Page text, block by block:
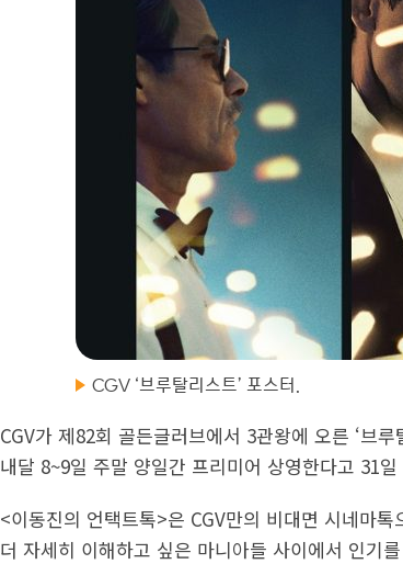
CGV ‘브루탈리스트’ 포스터.
CGV가 제82회 골든글러브에서 3관왕에 오른 ‘브
내달 8~9일 주말 양일간 프리미어 상영한다고 31
<이동진의 언택트톡>은 CGV만의 비대면 시네마
더 자세히 이해하고 싶은 마니아들 사이에서 인기